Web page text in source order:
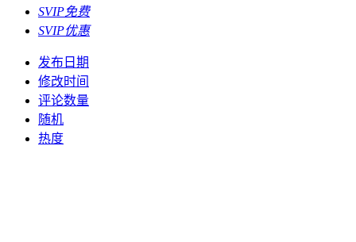
SVIP免费
SVIP优惠
发布日期
修改时间
评论数量
随机
热度